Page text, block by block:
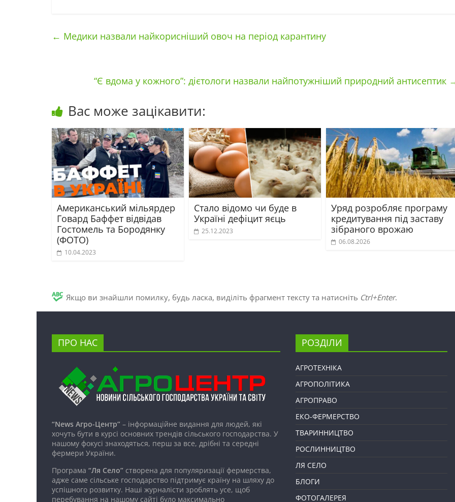
← Медики назвали найкорисніший овоч на період карантину
“Є вдома у кожного”: дієтологи назвали найпотужніший природний антисептик
Вас може зацікавити:
Американський мільярдер
Говард Баффет відвідав
Гостомель та Бородянку
(ФОТО)
10.04.2023
Стало відомо чи буде в
Україні дефіцит яєць
25.12.2023
Уряд розробляє програму
кредитування під заставу
зібраного врожаю
06.08.2026
Якщо ви знайшли помилку, будь ласка, виділіть фрагмент тексту та натисніть Ctrl+Enter.
ПРО НАС
“News Агро-Центр” – інформаційне видання для людей, які
хочуть бути в курсі основних трендів сільського господарства. У
нашому фокусі знаходяться, перш за все, дрібні та середні
фермери України.
Програма “Ля Село” створена для популяризації фермерства,
адже саме сільське господарство підтримує країну на шляху до
успішного розвитку. Наші журналісти зроблять усе, щоб
перебування на нашому сайті було максимально
РОЗДІЛИ
АГРОТЕХНІКА
АГРОПОЛІТИКА
АГРОПРАВО
ЕКО-ФЕРМЕРСТВО
ТВАРИННИЦТВО
РОСЛИННИЦТВО
ЛЯ СЕЛО
БЛОГИ
ФОТОГАЛЕРЕЯ